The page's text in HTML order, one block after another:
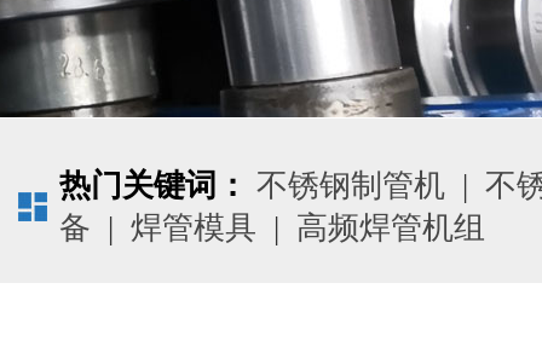
热门关键词： 不锈钢制管机 | 不
备 | 焊管模具 | 高频焊管机组